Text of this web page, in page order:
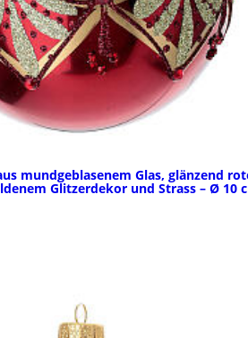
mundgeblasenem Glas, glänzend
Glitzerdekor und Strass – Ø 10